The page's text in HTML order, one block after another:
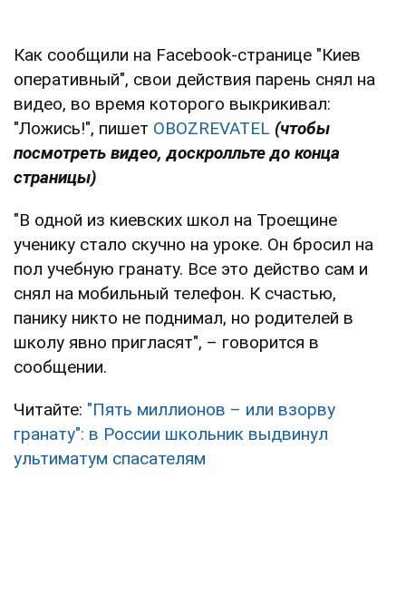
Как сообщили на Facebook-странице "Киев
оперативный", свои действия парень снял на
видео, во время которого выкрикивал:
"Ложись!", пишет OBOZREVATEL (чтобы
посмотреть видео, доскролльте до конца
страницы)
"В одной из киевских школ на Троещине
ученику стало скучно на уроке. Он бросил на
пол учебную гранату. Все это действо сам и
снял на мобильный телефон. К счастью,
панику никто не поднимал, но родителей в
школу явно пригласят", – говорится в
сообщении.
Читайте: "Пять миллионов – или взорву
гранату": в России школьник выдвинул
ультиматум спасателям